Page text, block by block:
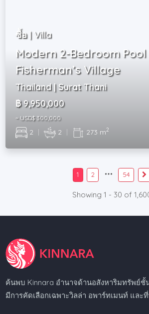
ซื้อ | Villa
Modern 2-Bedroom
Fisherman’s Village
Thailand | Surat Thani
฿ 9,950,000
~ USD$ 300,000
2 | 2 | 273 m2
1 2 54
Showing 1 - 30 of
ค้นพบ Kinnara อำนาจด้านอสังหาริมทรัพย์ชั้
มีการคัดเลือกเฉพาะวิลล่า อพาร์ทเมนท์ และ